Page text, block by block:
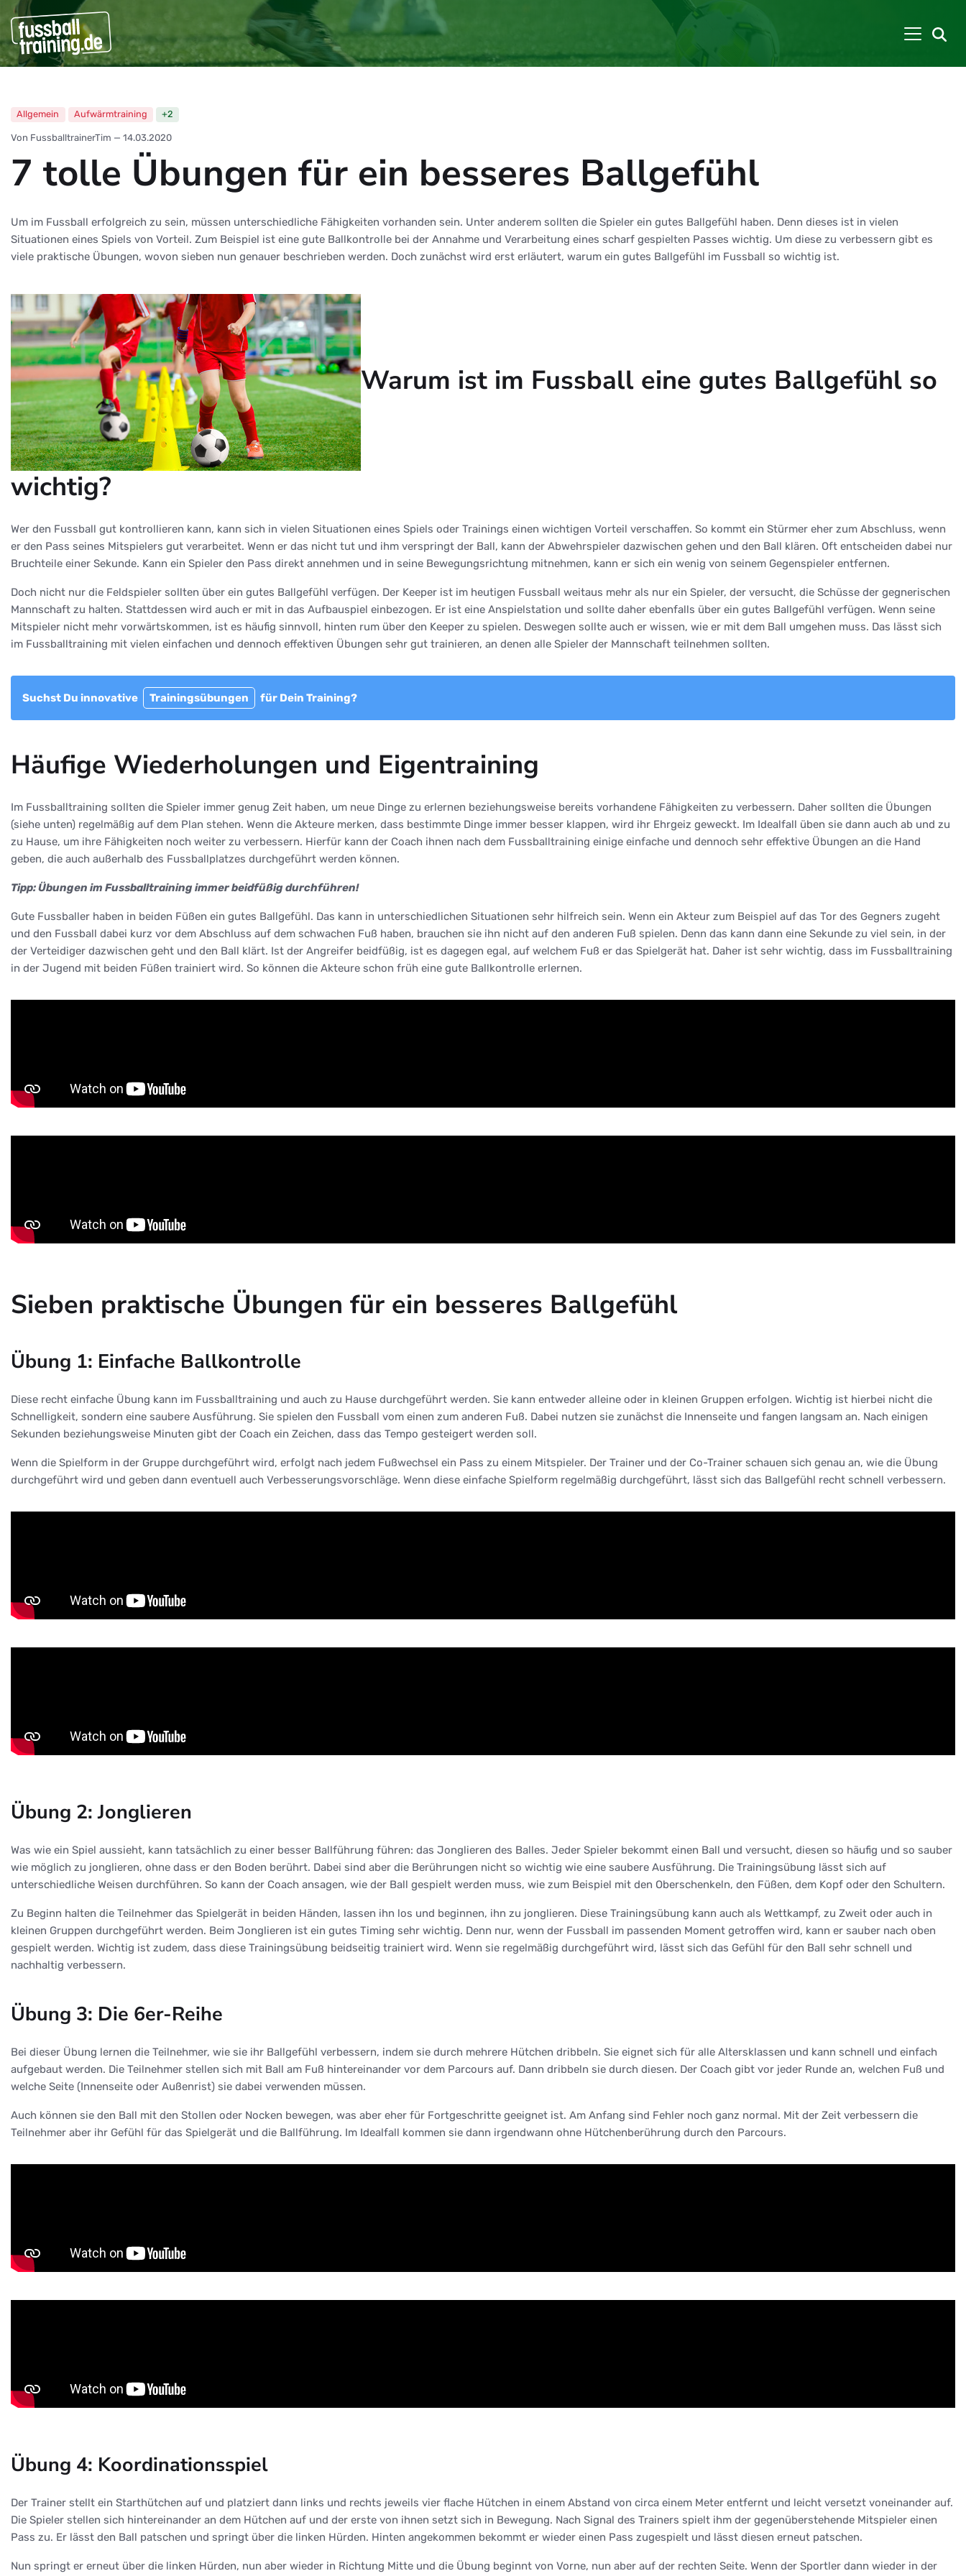
Allgemein Aufwärmtraining +2
Von FussballtrainerTim — 14.03.2020
7 tolle Übungen für ein besseres Ballgefühl
Um im Fussball erfolgreich zu sein, müssen unterschiedliche Fähigkeiten vorhanden sein. Unter anderem sollten die Spieler ein gutes Ballgefühl haben. Denn dieses ist in vielen
Situationen eines Spiels von Vorteil. Zum Beispiel ist eine gute Ballkontrolle bei der Annahme und Verarbeitung eines scharf gespielten Passes wichtig. Um diese zu verbessern gibt es
viele praktische Übungen, wovon sieben nun genauer beschrieben werden. Doch zunächst wird erst erläutert, warum ein gutes Ballgefühl im Fussball so wichtig ist.
Warum ist im Fussball eine gutes Ballgefühl so
wichtig?
Wer den Fussball gut kontrollieren kann, kann sich in vielen Situationen eines Spiels oder Trainings einen wichtigen Vorteil verschaffen. So kommt ein Stürmer eher zum Abschluss, wenn
er den Pass seines Mitspielers gut verarbeitet. Wenn er das nicht tut und ihm verspringt der Ball, kann der Abwehrspieler dazwischen gehen und den Ball klären. Oft entscheiden dabei nur
Bruchteile einer Sekunde. Kann ein Spieler den Pass direkt annehmen und in seine Bewegungsrichtung mitnehmen, kann er sich ein wenig von seinem Gegenspieler entfernen.
Doch nicht nur die Feldspieler sollten über ein gutes Ballgefühl verfügen. Der Keeper ist im heutigen Fussball weitaus mehr als nur ein Spieler, der versucht, die Schüsse der gegnerischen
Mannschaft zu halten. Stattdessen wird auch er mit in das Aufbauspiel einbezogen. Er ist eine Anspielstation und sollte daher ebenfalls über ein gutes Ballgefühl verfügen. Wenn seine
Mitspieler nicht mehr vorwärtskommen, ist es häufig sinnvoll, hinten rum über den Keeper zu spielen. Deswegen sollte auch er wissen, wie er mit dem Ball umgehen muss. Das lässt sich
im Fussballtraining mit vielen einfachen und dennoch effektiven Übungen sehr gut trainieren, an denen alle Spieler der Mannschaft teilnehmen sollten.
Suchst Du innovative Trainingsübungen für Dein Training?
Häufige Wiederholungen und Eigentraining
Im Fussballtraining sollten die Spieler immer genug Zeit haben, um neue Dinge zu erlernen beziehungsweise bereits vorhandene Fähigkeiten zu verbessern. Daher sollten die Übungen
(siehe unten) regelmäßig auf dem Plan stehen. Wenn die Akteure merken, dass bestimmte Dinge immer besser klappen, wird ihr Ehrgeiz geweckt. Im Idealfall üben sie dann auch ab und zu
zu Hause, um ihre Fähigkeiten noch weiter zu verbessern. Hierfür kann der Coach ihnen nach dem Fussballtraining einige einfache und dennoch sehr effektive Übungen an die Hand
geben, die auch außerhalb des Fussballplatzes durchgeführt werden können.
Tipp: Übungen im Fussballtraining immer beidfüßig durchführen!
Gute Fussballer haben in beiden Füßen ein gutes Ballgefühl. Das kann in unterschiedlichen Situationen sehr hilfreich sein. Wenn ein Akteur zum Beispiel auf das Tor des Gegners zugeht
und den Fussball dabei kurz vor dem Abschluss auf dem schwachen Fuß haben, brauchen sie ihn nicht auf den anderen Fuß spielen. Denn das kann dann eine Sekunde zu viel sein, in der
der Verteidiger dazwischen geht und den Ball klärt. Ist der Angreifer beidfüßig, ist es dagegen egal, auf welchem Fuß er das Spielgerät hat. Daher ist sehr wichtig, dass im Fussballtraining
in der Jugend mit beiden Füßen trainiert wird. So können die Akteure schon früh eine gute Ballkontrolle erlernen.
Sieben praktische Übungen für ein besseres Ballgefühl
Übung 1: Einfache Ballkontrolle
Diese recht einfache Übung kann im Fussballtraining und auch zu Hause durchgeführt werden. Sie kann entweder alleine oder in kleinen Gruppen erfolgen. Wichtig ist hierbei nicht die
Schnelligkeit, sondern eine saubere Ausführung. Sie spielen den Fussball vom einen zum anderen Fuß. Dabei nutzen sie zunächst die Innenseite und fangen langsam an. Nach einigen
Sekunden beziehungsweise Minuten gibt der Coach ein Zeichen, dass das Tempo gesteigert werden soll.
Wenn die Spielform in der Gruppe durchgeführt wird, erfolgt nach jedem Fußwechsel ein Pass zu einem Mitspieler. Der Trainer und der Co-Trainer schauen sich genau an, wie die Übung
durchgeführt wird und geben dann eventuell auch Verbesserungsvorschläge. Wenn diese einfache Spielform regelmäßig durchgeführt, lässt sich das Ballgefühl recht schnell verbessern.
Übung 2: Jonglieren
Was wie ein Spiel aussieht, kann tatsächlich zu einer besser Ballführung führen: das Jonglieren des Balles. Jeder Spieler bekommt einen Ball und versucht, diesen so häufig und so sauber
wie möglich zu jonglieren, ohne dass er den Boden berührt. Dabei sind aber die Berührungen nicht so wichtig wie eine saubere Ausführung. Die Trainingsübung lässt sich auf
unterschiedliche Weisen durchführen. So kann der Coach ansagen, wie der Ball gespielt werden muss, wie zum Beispiel mit den Oberschenkeln, den Füßen, dem Kopf oder den Schultern.
Zu Beginn halten die Teilnehmer das Spielgerät in beiden Händen, lassen ihn los und beginnen, ihn zu jonglieren. Diese Trainingsübung kann auch als Wettkampf, zu Zweit oder auch in
kleinen Gruppen durchgeführt werden. Beim Jonglieren ist ein gutes Timing sehr wichtig. Denn nur, wenn der Fussball im passenden Moment getroffen wird, kann er sauber nach oben
gespielt werden. Wichtig ist zudem, dass diese Trainingsübung beidseitig trainiert wird. Wenn sie regelmäßig durchgeführt wird, lässt sich das Gefühl für den Ball sehr schnell und
nachhaltig verbessern.
Übung 3: Die 6er-Reihe
Bei dieser Übung lernen die Teilnehmer, wie sie ihr Ballgefühl verbessern, indem sie durch mehrere Hütchen dribbeln. Sie eignet sich für alle Altersklassen und kann schnell und einfach
aufgebaut werden. Die Teilnehmer stellen sich mit Ball am Fuß hintereinander vor dem Parcours auf. Dann dribbeln sie durch diesen. Der Coach gibt vor jeder Runde an, welchen Fuß und
welche Seite (Innenseite oder Außenrist) sie dabei verwenden müssen.
Auch können sie den Ball mit den Stollen oder Nocken bewegen, was aber eher für Fortgeschritte geeignet ist. Am Anfang sind Fehler noch ganz normal. Mit der Zeit verbessern die
Teilnehmer aber ihr Gefühl für das Spielgerät und die Ballführung. Im Idealfall kommen sie dann irgendwann ohne Hütchenberührung durch den Parcours.
Übung 4: Koordinationsspiel
Der Trainer stellt ein Starthütchen auf und platziert dann links und rechts jeweils vier flache Hütchen in einem Abstand von circa einem Meter entfernt und leicht versetzt voneinander auf.
Die Spieler stellen sich hintereinander an dem Hütchen auf und der erste von ihnen setzt sich in Bewegung. Nach Signal des Trainers spielt ihm der gegenüberstehende Mitspieler einen
Pass zu. Er lässt den Ball patschen und springt über die linken Hürden. Hinten angekommen bekommt er wieder einen Pass zugespielt und lässt diesen erneut patschen.
Nun springt er erneut über die linken Hürden, nun aber wieder in Richtung Mitte und die Übung beginnt von Vorne, nun aber auf der rechten Seite. Wenn der Sportler dann wieder in der